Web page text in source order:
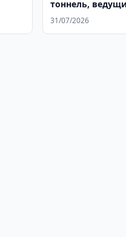
тоннель,
Узбекистана
31/07/2026